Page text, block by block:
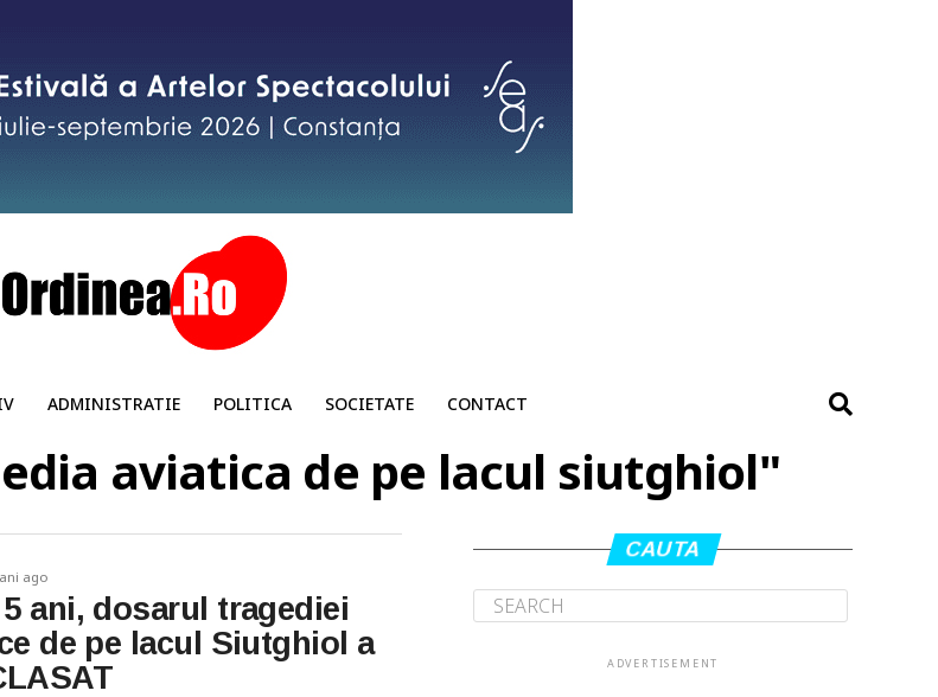
ADMINISTRATIE POLITICA SOCIETATE CONTACT
aviatica de pe lacul siutghiol"
ago
ani, dosarul tragediei
de pe lacul Siutghiol a
CAUTA
ADVERTISEMENT